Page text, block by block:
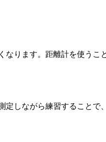
ります。距離計を使うこ
定しながら練習することで